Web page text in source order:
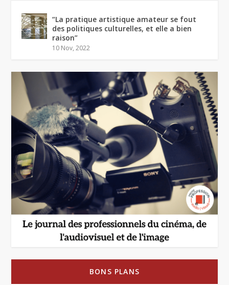
“La pratique artistique amateur se fout
des politiques culturelles, et elle a bien
raison”
10 Nov, 2022
BONS PLANS